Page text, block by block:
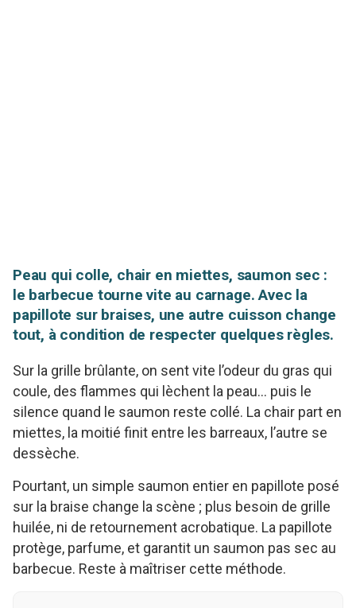
Peau qui colle, chair en miettes, saumon sec :
le barbecue tourne vite au carnage. Avec la
papillote sur braises, une autre cuisson change
tout, à condition de respecter quelques règles.
Sur la grille brûlante, on sent vite l’odeur du gras qui
coule, des flammes qui lèchent la peau… puis le
silence quand le saumon reste collé. La chair part en
miettes, la moitié finit entre les barreaux, l’autre se
dessèche.
Pourtant, un simple saumon entier en papillote posé
sur la braise change la scène ; plus besoin de grille
huilée, ni de retournement acrobatique. La papillote
protège, parfume, et garantit un saumon pas sec au
barbecue. Reste à maîtriser cette méthode.